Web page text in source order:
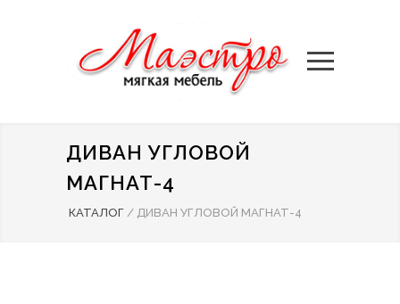
ДИВАН УГЛОВОЙ
МАГНАТ-4
КАТАЛОГ / ДИВАН УГЛОВОЙ МАГНАТ-4